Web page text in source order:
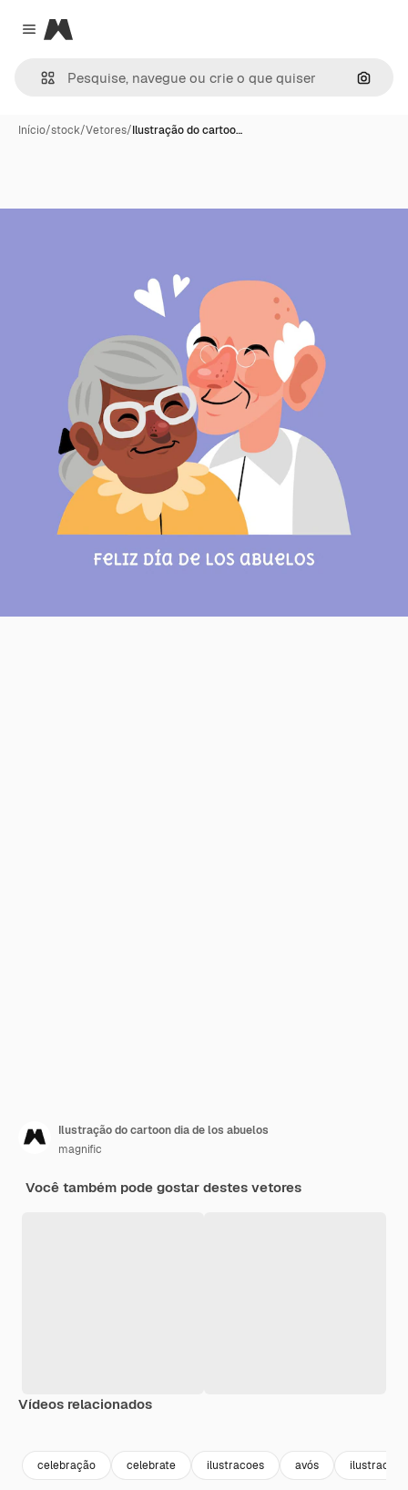
Close menu
Magnific
Início/stock/Vetores/Ilustração do cartoo…
Ilustração do cartoon dia de los abuelos
magnific
Você também pode gostar destes vetores
Vídeos relacionados
celebração celebrate ilustracoes avós ilustracao